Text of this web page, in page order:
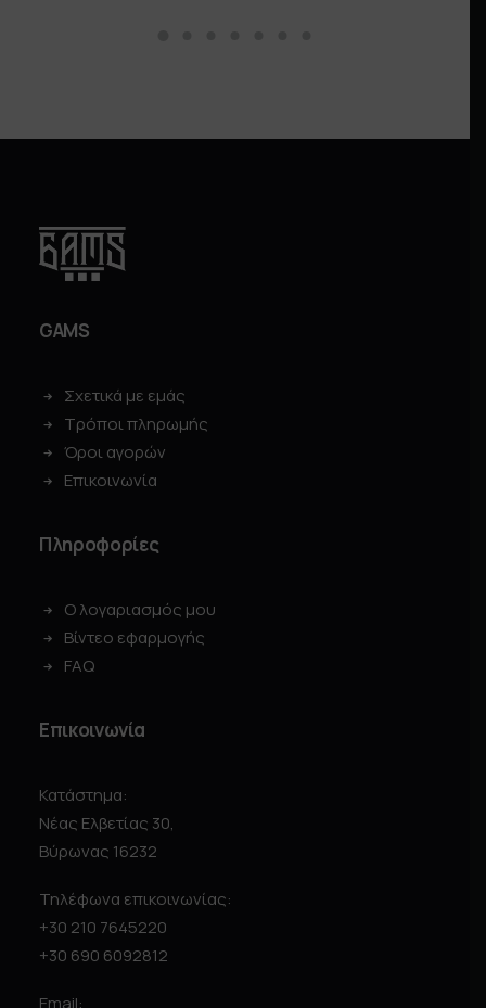
GAMS
Σχετικά με εμάς
Τρόποι πληρωμής
Όροι αγορών
Επικοινωνία
Πληροφορίες
Ο λογαριασμός μου
Βίντεο εφαρμογής
FAQ
Επικοινωνία
Κατάστημα:
Νέας Ελβετίας 30,
Βύρωνας 16232
Τηλέφωνα επικοινωνίας:
+30 210 7645220
+30 690 6092812
Email: